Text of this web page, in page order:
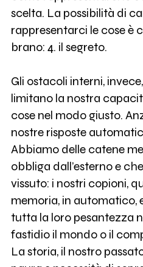
scelta. La possibilità di
rappresentarci le cose è
brano: 4. il segreto.
Gli ostacoli interni,
limitano la nostra
cose nel modo giusto.
nostre risposte
Abbiamo delle catene
obbliga dall’esterno e
vissuto: i nostri copioni,
memoria, in automatico,
tutta la loro pesantezza
fastidio il mondo o il
La storia, il nostro